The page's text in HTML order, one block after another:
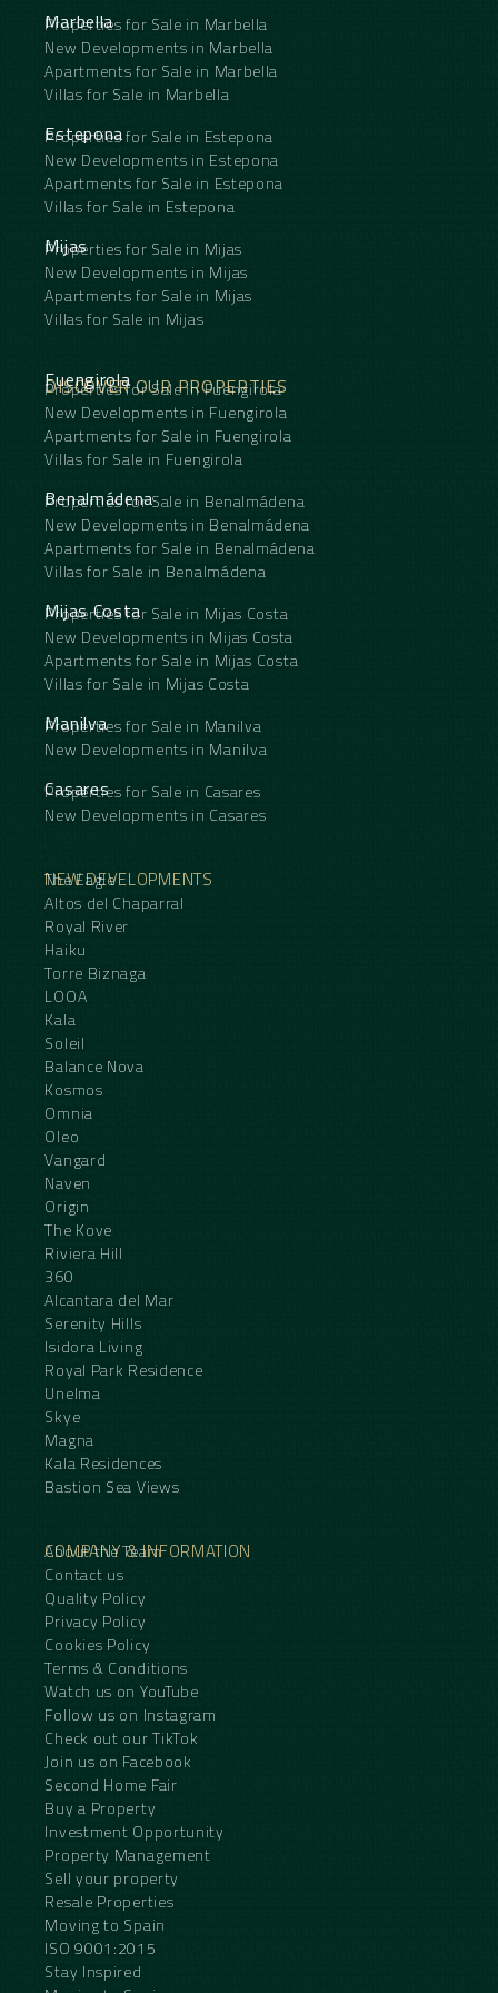
Marbella
Properties for Sale in Marbella
New Developments in Marbella
Apartments for Sale in Marbella
Villas for Sale in Marbella
Estepona
Properties for Sale in Estepona
New Developments in Estepona
Apartments for Sale in Estepona
Villas for Sale in Estepona
Mijas
Properties for Sale in Mijas
New Developments in Mijas
Apartments for Sale in Mijas
Villas for Sale in Mijas
DISCOVER OUR PROPERTIES
Fuengirola
Properties for Sale in Fuengirola
New Developments in Fuengirola
Apartments for Sale in Fuengirola
Villas for Sale in Fuengirola
Benalmádena
Properties for Sale in Benalmádena
New Developments in Benalmádena
Apartments for Sale in Benalmádena
Villas for Sale in Benalmádena
Mijas Costa
Properties for Sale in Mijas Costa
New Developments in Mijas Costa
Apartments for Sale in Mijas Costa
Villas for Sale in Mijas Costa
Manilva
Properties for Sale in Manilva
New Developments in Manilva
Casares
Properties for Sale in Casares
New Developments in Casares
NEW DEVELOPMENTS
The Eagle
Altos del Chaparral
Royal River
Haiku
Torre Biznaga
LOOA
Kala
Soleil
Balance Nova
Kosmos
Omnia
Oleo
Vangard
Naven
Origin
The Kove
Riviera Hill
360
Alcantara del Mar
Serenity Hills
Isidora Living
Royal Park Residence
Unelma
Skye
Magna
Kala Residences
Bastion Sea Views
COMPANY & INFORMATION
About the Team
Contact us
Quality Policy
Privacy Policy
Cookies Policy
Terms & Conditions
Watch us on YouTube
Follow us on Instagram
Check out our TikTok
Join us on Facebook
Second Home Fair
Buy a Property
Investment Opportunity
Property Management
Sell your property
Resale Properties
Moving to Spain
ISO 9001:2015
Stay Inspired